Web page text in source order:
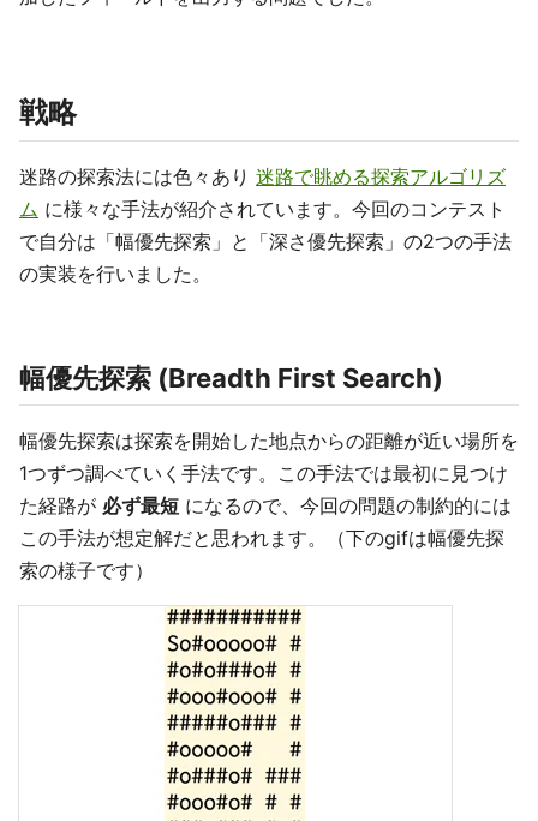
戦略
迷路の探索法には色々あり 迷路で眺める探索アルゴリズ
ム に様々な手法が紹介されています。今回のコンテスト
で自分は「幅優先探索」と「深さ優先探索」の2つの手法
の実装を行いました。
幅優先探索 (Breadth First Search)
幅優先探索は探索を開始した地点からの距離が近い場所を
1つずつ調べていく手法です。この手法では最初に見つけ
た経路が 必ず最短 になるので、今回の問題の制約的には
この手法が想定解だと思われます。（下のgifは幅優先探
索の様子です）